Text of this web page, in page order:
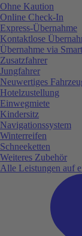
Ohne Kaution
Online Check-In
Express-Übernahme
Kontaktlose
Übernahme via
Zusatzfahrer
Jungfahrer
Neuwertiges
Hotelzustellung
Einwegmiete
Kindersitz
Navigationssystem
Winterreifen
Schneeketten
Weiteres Zubehör
Alle Leistungen auf